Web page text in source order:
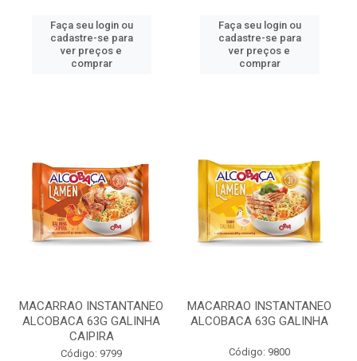
Faça seu login ou
cadastre-se para
ver preços e
comprar
Faça seu login ou
cadastre-se para
ver preços e
comprar
MACARRAO INSTANTANEO
ALCOBACA 63G GALINHA
CAIPIRA
Código: 9799
MACARRAO INSTANTANEO
ALCOBACA 63G GALINHA
Código: 9800